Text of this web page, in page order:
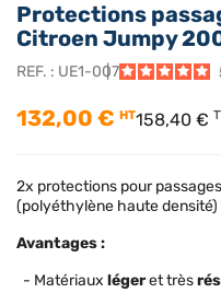
Protections
Citroen Jumpy
REF. : UE1-007
132,00 € HT158,40 €
2x protections pour
(polyéthylène haute densité)
Avantages :
- Matériaux légeret très